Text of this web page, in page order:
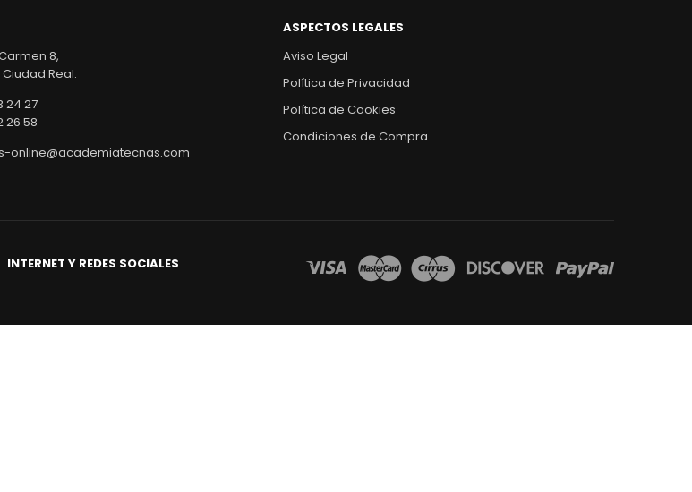
8,
Ciudad Real.
24 27
26 58
online@academiatecnas.com
ASPECTOS LEGALES
Aviso Legal
Política de Privacidad
Política de Cookies
Condiciones de Compra
INTERNET Y REDES SOCIALES